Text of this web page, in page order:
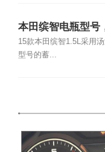
本田缤智电瓶型号
瓶多少钱
15款本田缤智1.5L采用
型号的蓄...